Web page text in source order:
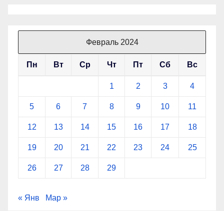
Февраль 2024
Пн Вт Ср Чт Пт Сб Вс
1 2 3 4
5 6 7 8 9 10 11
12 13 14 15 16 17 18
19 20 21 22 23 24 25
26 27 28 29
« Янв Мар »